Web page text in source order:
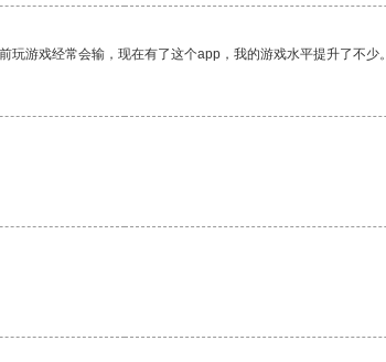
游戏经常会输，现在有了这个app，我的游戏水平提升了不少。